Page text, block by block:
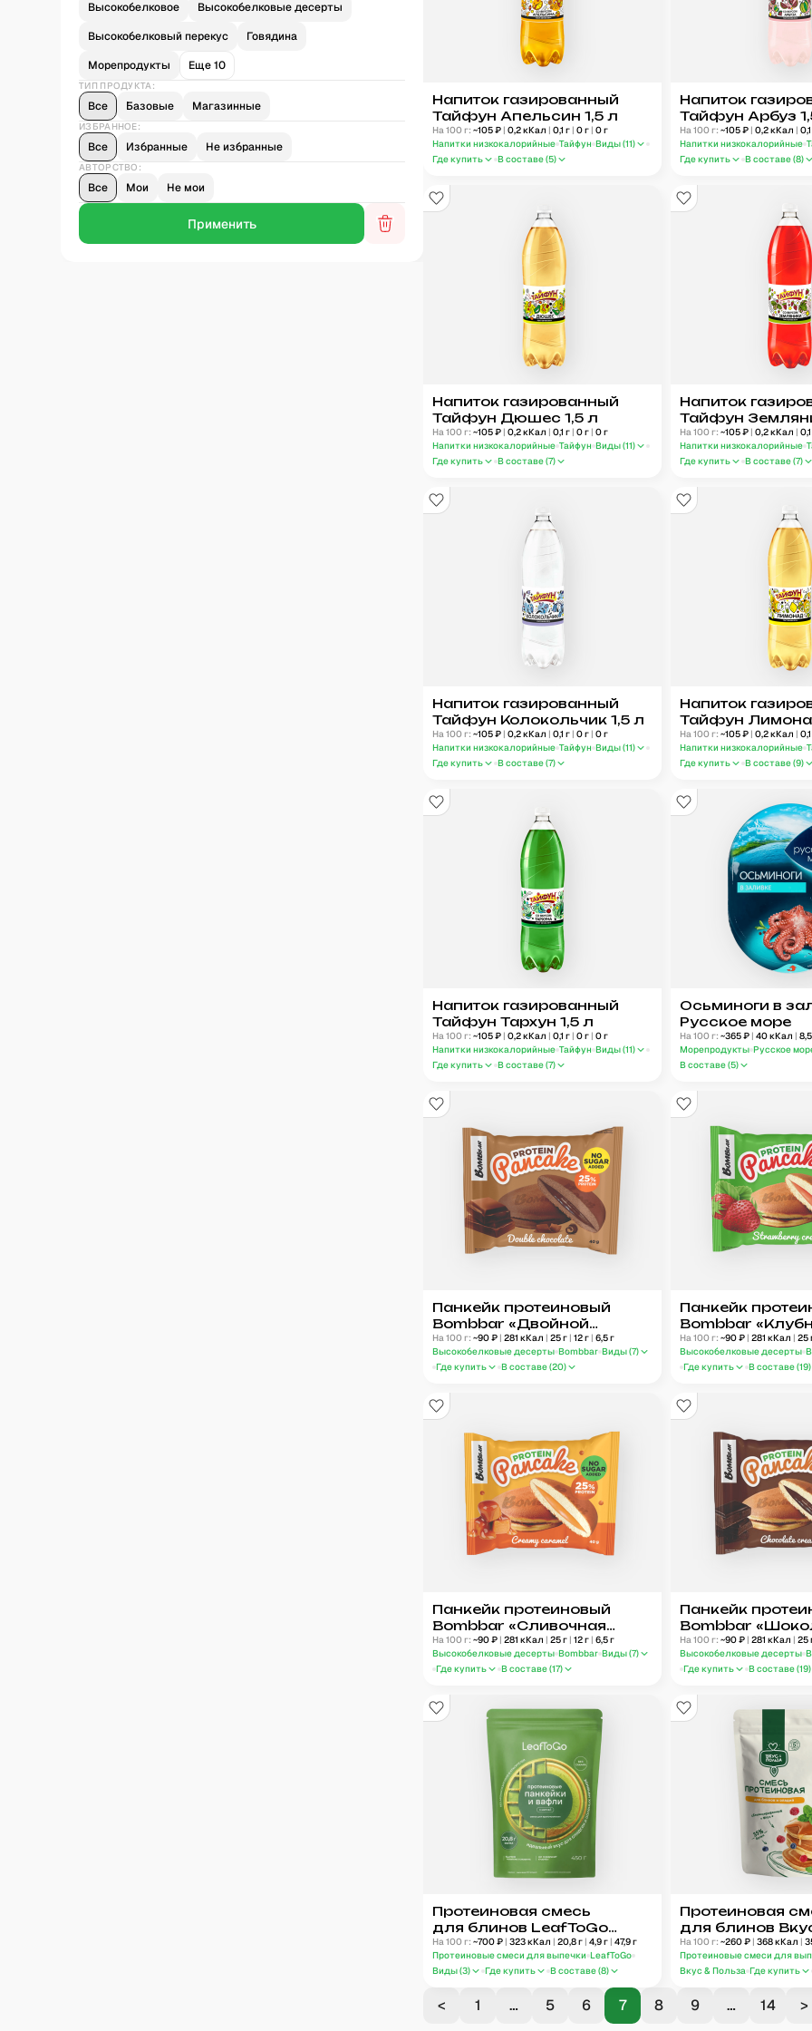
Высокобелковое
Высокобелковые десерты
Высокобелковый перекус
Говядина
Морепродукты
Еще 10
ТИП ПРОДУКТА:
Все Базовые Магазинные
ИЗБРАННОЕ:
Все Избранные Не избранные
АВТОРСТВО:
Все Мои Не мои
Напиток газированный
Тайфун Апельсин 1,5 л
На 100 г: ~105₽ | 0,2кКал | 0,1 г | 0г | 0г
Напитки низкокалорийные Тайфун Виды (11)
Где купить
В составе (5)
Напиток
Тайфун Арбуз
На 100 г: ~105₽ | 0,2кКал | 0,1
Напитки низкокалорийные
Где купить
В составе (8)
Напиток газированный
Тайфун Дюшес 1,5 л
На 100 г: ~105₽ | 0,2кКал | 0,1 г | 0г | 0г
Напитки низкокалорийные Тайфун Виды (11)
Где купить
В составе (7)
Напиток
Тайфун
На 100 г: ~105₽ | 0,2кКал | 0,1
Напитки низкокалорийные
Где купить
В составе (7)
Напиток газированный
Тайфун Колокольчик 1,5 л
На 100 г: ~105₽ | 0,2кКал | 0,1 г | 0г | 0г
Напитки низкокалорийные Тайфун Виды (11)
Где купить
В составе (7)
Напиток
Тайфун
На 100 г: ~105₽ | 0,2кКал | 0,1
Напитки низкокалорийные
Где купить
В составе (9)
Напиток газированный
Тайфун Тархун 1,5 л
На 100 г: ~105₽ | 0,2кКал | 0,1 г | 0г | 0г
Напитки низкокалорийные Тайфун Виды (11)
Где купить
В составе (7)
Осьминоги в
Русское море
На 100 г: ~365₽ | 40кКал | 8,5
Морепродукты Русское
В составе (5)
Панкейк протеиновый
Bombbar «Двойной
шоколад»
На 100 г: ~90₽ | 281 кКал | 25г | 12г | 6,5г
Высокобелковые десерты Bombbar Виды (7)
Где купить
В составе (20)
Панкейк
Bombbar
крем»
На 100 г: ~90₽ | 281 кКал | 25
Высокобелковые десерты
Где купить
В составе (19)
Панкейк протеиновый
Bombbar «Сливочная
карамель»
На 100 г: ~90₽ | 281 кКал | 25г | 12г | 6,5г
Высокобелковые десерты Bombbar Виды (7)
Где купить
В составе (17)
Панкейк
Bombbar
крем»
На 100 г: ~90₽ | 281 кКал | 25
Высокобелковые десерты
Где купить
В составе (19)
Протеиновая смесь
для блинов LeafToGo
С матчей
На 100 г: ~700₽ | 323кКал | 20,8г | 4,9г | 47,9г
Протеиновые смеси для выпечки LeafToGo
Виды (3) Где купить В составе (8)
Протеиновая
для блинов
На 100 г: ~260₽ | 368кКал |
Протеиновые смеси для
Вкус & Польза Где купить
< 1 … 5 6 7 8 9 … 14 >